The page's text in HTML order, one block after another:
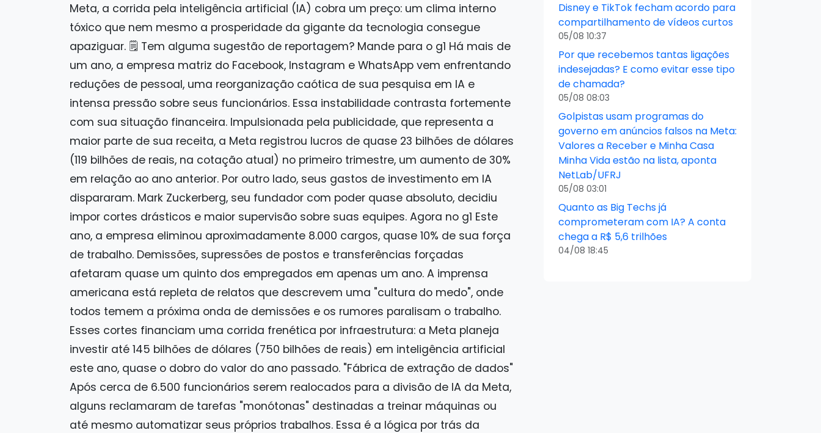
Meta, a corrida pela inteligência artificial (IA) cobra um preço: um clima interno
tóxico que nem mesmo a prosperidade da gigante da tecnologia consegue
apaziguar. 🗒️ Tem alguma sugestão de reportagem? Mande para o g1 Há mais de
um ano, a empresa matriz do Facebook, Instagram e WhatsApp vem enfrentando
reduções de pessoal, uma reorganização caótica de sua pesquisa em IA e
intensa pressão sobre seus funcionários. Essa instabilidade contrasta fortemente
com sua situação financeira. Impulsionada pela publicidade, que representa a
maior parte de sua receita, a Meta registrou lucros de quase 23 bilhões de dólares
(119 bilhões de reais, na cotação atual) no primeiro trimestre, um aumento de 30%
em relação ao ano anterior. Por outro lado, seus gastos de investimento em IA
dispararam. Mark Zuckerberg, seu fundador com poder quase absoluto, decidiu
impor cortes drásticos e maior supervisão sobre suas equipes. Agora no g1 Este
ano, a empresa eliminou aproximadamente 8.000 cargos, quase 10% de sua força
de trabalho. Demissões, supressões de postos e transferências forçadas
afetaram quase um quinto dos empregados em apenas um ano. A imprensa
americana está repleta de relatos que descrevem uma "cultura do medo", onde
todos temem a próxima onda de demissões e os rumores paralisam o trabalho.
Esses cortes financiam uma corrida frenética por infraestrutura: a Meta planeja
investir até 145 bilhões de dólares (750 bilhões de reais) em inteligência artificial
este ano, quase o dobro do valor do ano passado. "Fábrica de extração de dados"
Após cerca de 6.500 funcionários serem realocados para a divisão de IA da Meta,
alguns reclamaram de tarefas "monótonas" destinadas a treinar máquinas ou
até mesmo automatizar seus próprios trabalhos. Essa é a lógica por trás da
Disney e TikTok fecham acordo para
compartilhamento de vídeos curtos
05/08 10:37
Por que recebemos tantas ligações
indesejadas? E como evitar esse tipo
de chamada?
05/08 08:03
Golpistas usam programas do
governo em anúncios falsos na Meta:
Valores a Receber e Minha Casa
Minha Vida estão na lista, aponta
NetLab/UFRJ
05/08 03:01
Quanto as Big Techs já
comprometeram com IA? A conta
chega a R$ 5,6 trilhões
04/08 18:45